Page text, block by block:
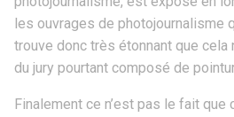
les ouvrages de photojournalisme
trouve donc très étonnant que cela
du jury pourtant composé de
Finalement ce n’est pas le fait